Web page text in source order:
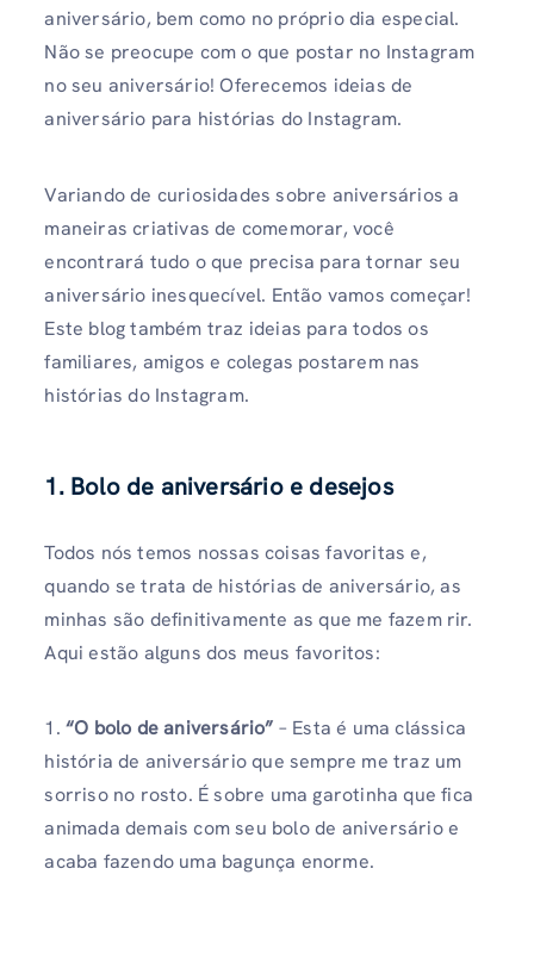
aniversário, bem como no próprio dia especial.
Não se preocupe com o que postar no Instagram
no seu aniversário! Oferecemos ideias de
aniversário para histórias do Instagram.
Variando de curiosidades sobre aniversários a
maneiras criativas de comemorar, você
encontrará tudo o que precisa para tornar seu
aniversário inesquecível. Então vamos começar!
Este blog também traz ideias para todos os
familiares, amigos e colegas postarem nas
histórias do Instagram.
1. Bolo de aniversário e desejos
Todos nós temos nossas coisas favoritas e,
quando se trata de histórias de aniversário, as
minhas são definitivamente as que me fazem rir.
Aqui estão alguns dos meus favoritos:
1. “O bolo de aniversário” – Esta é uma clássica
história de aniversário que sempre me traz um
sorriso no rosto. É sobre uma garotinha que fica
animada demais com seu bolo de aniversário e
acaba fazendo uma bagunça enorme.